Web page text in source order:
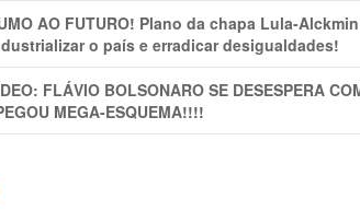
AO FUTURO! Plano da chapa Lula-
o país e erradicar desigualdades!
FLÁVIO BOLSONARO SE DESESPERA
MEGA-ESQUEMA!!!!